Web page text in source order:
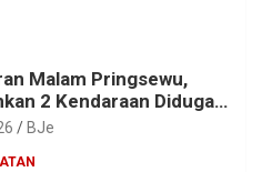
Malam Pringsewu,
2 Kendaraan Diduga
BJe